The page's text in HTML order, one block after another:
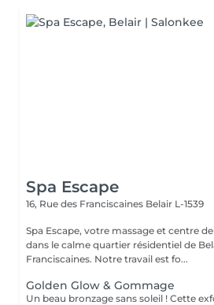
Spa Escape
16, Rue des Franciscaines Belair L-1539
Spa Escape, votre massage et centre
dans le calme quartier résidentiel de
Franciscaines. Notre travail est fo...
Golden Glow & Gommage